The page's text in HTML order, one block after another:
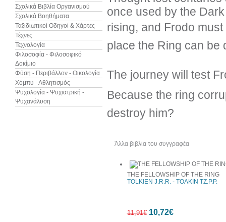
Σχολικά Βιβλία Οργανισμού
Σχολικά Βοηθήματα
Ταξιδιωτικοί Οδηγοί & Χάρτες
Τέχνες
Τεχνολογία
Φιλοσοφία - Φιλοσοφικό
Δοκίμιο
Φύση - Περιβάλλον - Οικολογία
Χόμπυ - Αθλητισμός
Ψυχολογία - Ψυχιατρική -
Ψυχανάλυση
once used by the
rising, and Frodo must
place the Ring can be
The journey will test
Because the ring
destroy him?
Άλλα βιβλία του συγγραφέα
THE FELLOWSHIP OF THE RING
TOLKIEN J.R.R. - ΤΟΛΚΙΝ ΤΖ.Ρ.Ρ.
11,91€ 10,72€